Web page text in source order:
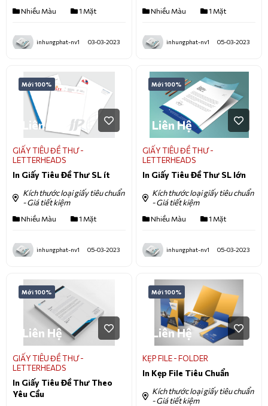
Nhiều Màu 1 Mặt
inhungphat-nv1 03-03-2023
Nhiều Màu 1 Mặt
inhungphat-nv1 05-03-2023
Mới 100%
Liên Hệ
GIẤY TIÊU ĐỀ THƯ -
LETTERHEADS
In Giấy Tiêu Đề Thư SL ít
Kích thước loại giấy tiêu chuẩn
- Giá tiết kiệm
Nhiều Màu 1 Mặt
inhungphat-nv1 05-03-2023
Mới 100%
Liên Hệ
GIẤY TIÊU ĐỀ THƯ -
LETTERHEADS
In Giấy Tiêu Đề Thư SL lớn
Kích thước loại giấy tiêu chuẩn
- Giá tiết kiệm
Nhiều Màu 1 Mặt
inhungphat-nv1 05-03-2023
Mới 100%
Liên Hệ
GIẤY TIÊU ĐỀ THƯ -
LETTERHEADS
In Giấy Tiêu Đề Thư Theo
Yêu Cầu
Mới 100%
Liên Hệ
KẸP FILE - FOLDER
In Kẹp File Tiêu Chuẩn
Kích thước loại giấy tiêu chuẩn
- Giá tiết kiệm